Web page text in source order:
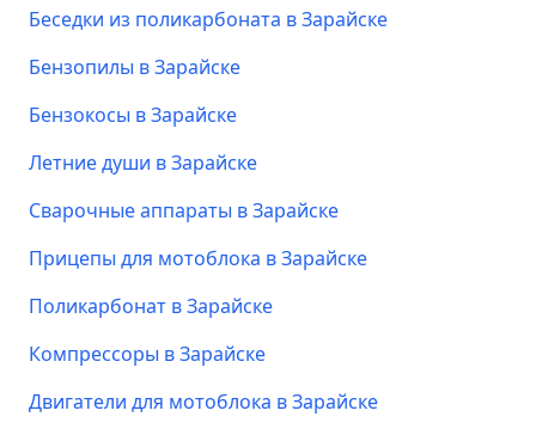
Беседки из поликарбоната в Зарайске
Бензопилы в Зарайске
Бензокосы в Зарайске
Летние души в Зарайске
Сварочные аппараты в Зарайске
Прицепы для мотоблока в Зарайске
Поликарбонат в Зарайске
Компрессоры в Зарайске
Двигатели для мотоблока в Зарайске